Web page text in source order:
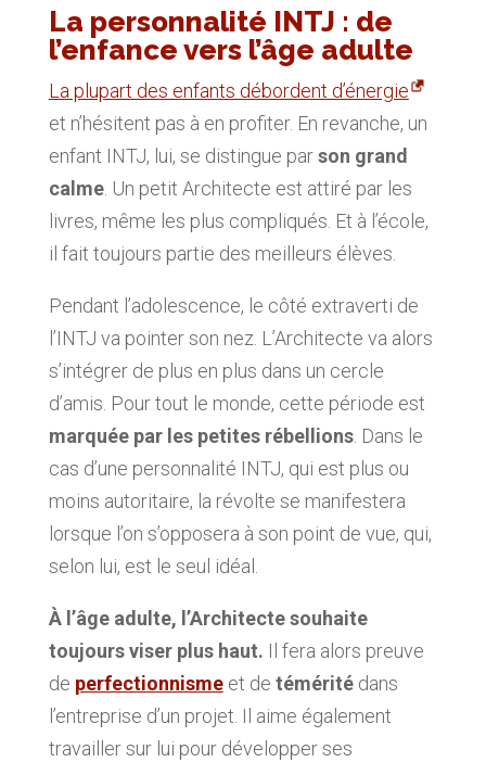
La personnalité INTJ : de
l’enfance vers l’âge adulte
La plupart des enfants débordent d’énergie
et n’hésitent pas à en profiter. En revanche, un
enfant INTJ, lui, se distingue parson grand
calme. Un petit Architecte est attiré par les
livres, même les plus compliqués. Et à l’école,
il fait toujours partie des meilleurs élèves.
Pendant l’adolescence, le côté extraverti de
l’INTJ va pointer son nez. L’Architecte va alors
s’intégrer de plus en plus dans un cercle
d’amis. Pour tout le monde, cette période est
marquée par les petites rébellions. Dans le
cas d’une personnalité INTJ, qui est plus ou
moins autoritaire, la révolte se manifestera
lorsque l’on s’opposera à son point de vue, qui,
selon lui, est le seul idéal.
À l’âge adulte, l’Architecte souhaite
toujours viser plus haut. Il fera alors preuve
de perfectionnismeet de téméritédans
l’entreprise d’un projet. Il aime également
travailler sur lui pour développer ses